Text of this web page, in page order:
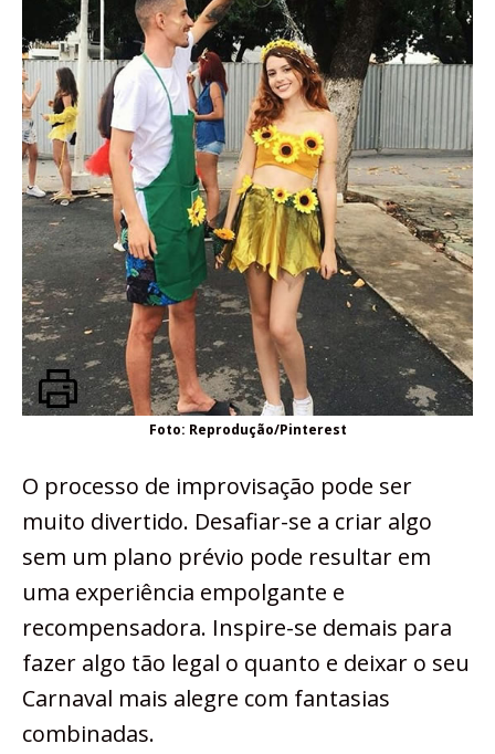
Foto: Reprodução/Pinterest
O processo de improvisação pode ser
muito divertido. Desafiar-se a criar algo
sem um plano prévio pode resultar em
uma experiência empolgante e
recompensadora. Inspire-se demais para
fazer algo tão legal o quanto e deixar o seu
Carnaval mais alegre com fantasias
combinadas.